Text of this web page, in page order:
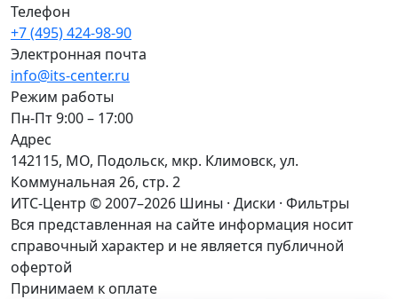
Телефон
+7 (495) 424-98-90
Электронная почта
info@its-center.ru
Режим работы
Пн-Пт 9:00 – 17:00
Адрес
142115, МО, Подольск, мкр. Климовск, ул.
Коммунальная 26, стр. 2
ИТС-Центр © 2007–2026 Шины · Диски · Фильтры
Вся представленная на сайте информация носит
справочный характер и не является публичной
офертой
Принимаем к оплате